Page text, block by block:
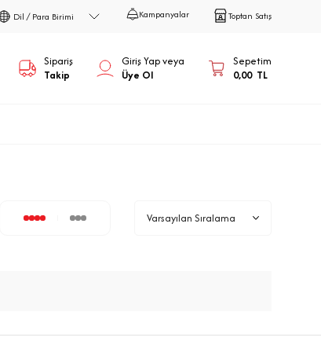
Dil / Para Birimi Kampanyalar Toptan Satış
Sipariş
Takip
Giriş Yap veya
Üye Ol
Sepetim
0,00TL